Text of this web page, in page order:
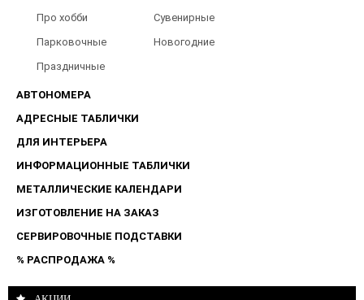
Про хобби
Сувенирные
Парковочные
Новогодние
Праздничные
АВТОНОМЕРА
АДРЕСНЫЕ ТАБЛИЧКИ
ДЛЯ ИНТЕРЬЕРА
ИНФОРМАЦИОННЫЕ ТАБЛИЧКИ
МЕТАЛЛИЧЕСКИЕ КАЛЕНДАРИ
ИЗГОТОВЛЕНИЕ НА ЗАКАЗ
СЕРВИРОВОЧНЫЕ ПОДСТАВКИ
% РАСПРОДАЖА %